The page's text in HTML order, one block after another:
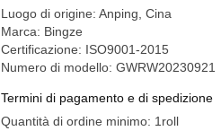
Luogo di origine: Anping, Cina
Marca: Bingze
Certificazione: ISO9001-2015
Numero di modello: GWRW20230921
Termini di pagamento e di spedizione
Quantità di ordine minimo: 1roll